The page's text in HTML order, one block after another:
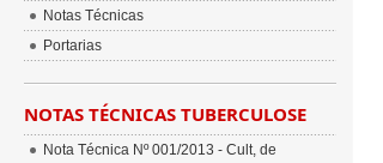
Notas Técnicas
Portarias
NOTAS TÉCNICAS TUBERCULOSE
Nota Técnica Nº 001/2013 - Cult, de